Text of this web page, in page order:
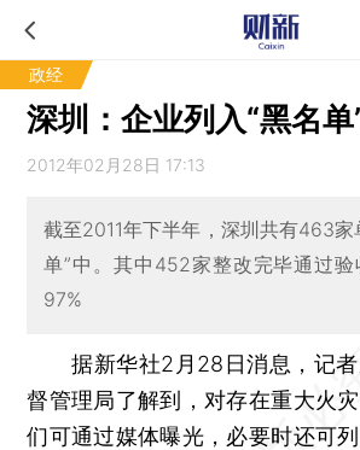
政经
深圳：企业列入“黑名
2012年02月28日 17:13
截至2011年下半年，深圳共有463家
单”中。其中452家整改完毕通过
97%
据新华社2月28日消息，记者
督管理局了解到，对存在重大火
们可通过媒体曝光，必要时还可